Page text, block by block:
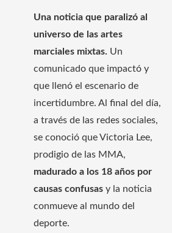
Una noticia que paralizó al
universo de las artes
marciales mixtas. Un
comunicado que impactó y
que llenó el escenario de
incertidumbre. Al final del día,
a través de las redes sociales,
se conoció que Victoria Lee,
prodigio de las MMA,
madurado a los 18 años por
causas confusas y la noticia
conmueve al mundo del
deporte.